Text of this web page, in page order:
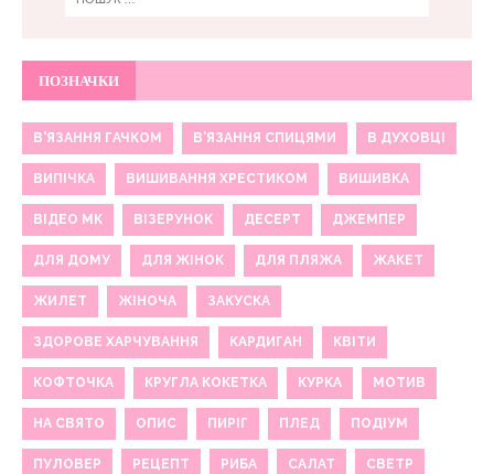
ПОЗНАЧКИ
В'ЯЗАННЯ ГАЧКОМ В'ЯЗАННЯ СПИЦЯМИ В ДУХОВЦІ
ВИПІЧКА ВИШИВАННЯ ХРЕСТИКОМ ВИШИВКА
ВІДЕО МК ВІЗЕРУНОК ДЕСЕРТ ДЖЕМПЕР
ДЛЯ ДОМУ ДЛЯ ЖІНОК ДЛЯ ПЛЯЖА ЖАКЕТ
ЖИЛЕТ ЖІНОЧА ЗАКУСКА
ЗДОРОВЕ ХАРЧУВАННЯ КАРДИГАН КВІТИ
КОФТОЧКА КРУГЛА КОКЕТКА КУРКА МОТИВ
НА СВЯТО ОПИС ПИРІГ ПЛЕД ПОДІУМ
ПУЛОВЕР РЕЦЕПТ РИБА САЛАТ СВЕТР